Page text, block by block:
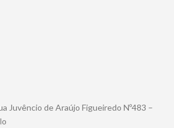
Juvêncio de Araújo Figueiredo Nº483 –